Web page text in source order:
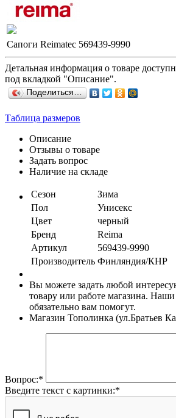
Сапоги Reimatec 569439-9990
Детальная информация о товаре
под вкладкой "Описание".
Поделиться…
Таблица размеров
Описание
Отзывы о товаре
Задать вопрос
Наличие на складе
Сезон
Зима
Пол
Унисекс
Цвет
черный
Бренд
Reima
Артикул
569439-9990
Производитель Финляндия/КНР
Вы можете задать любой
товару или работе магазина.
обязательно вам помогут.
Магазин Тополинка (ул.Братьев
Вопрос:*
Введите текст с картинки:*